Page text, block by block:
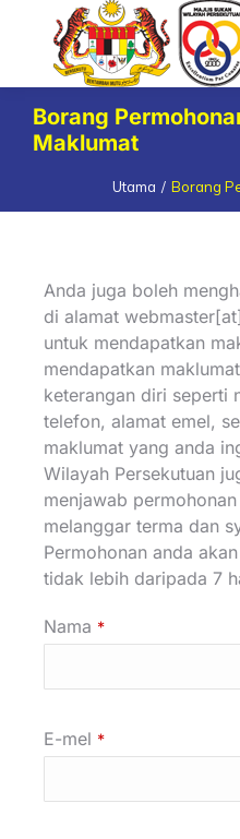
Borang
Maklumat
Utama Borang
Anda juga boleh
di alamat
untuk mendapatkan
mendapatkan
keterangan diri seperti
telefon, alamat emel,
maklumat yang anda
Wilayah Persekutuan
menjawab
melanggar terma dan
Permohonan anda
tidak lebih daripada 7
Nama *
E-mel *